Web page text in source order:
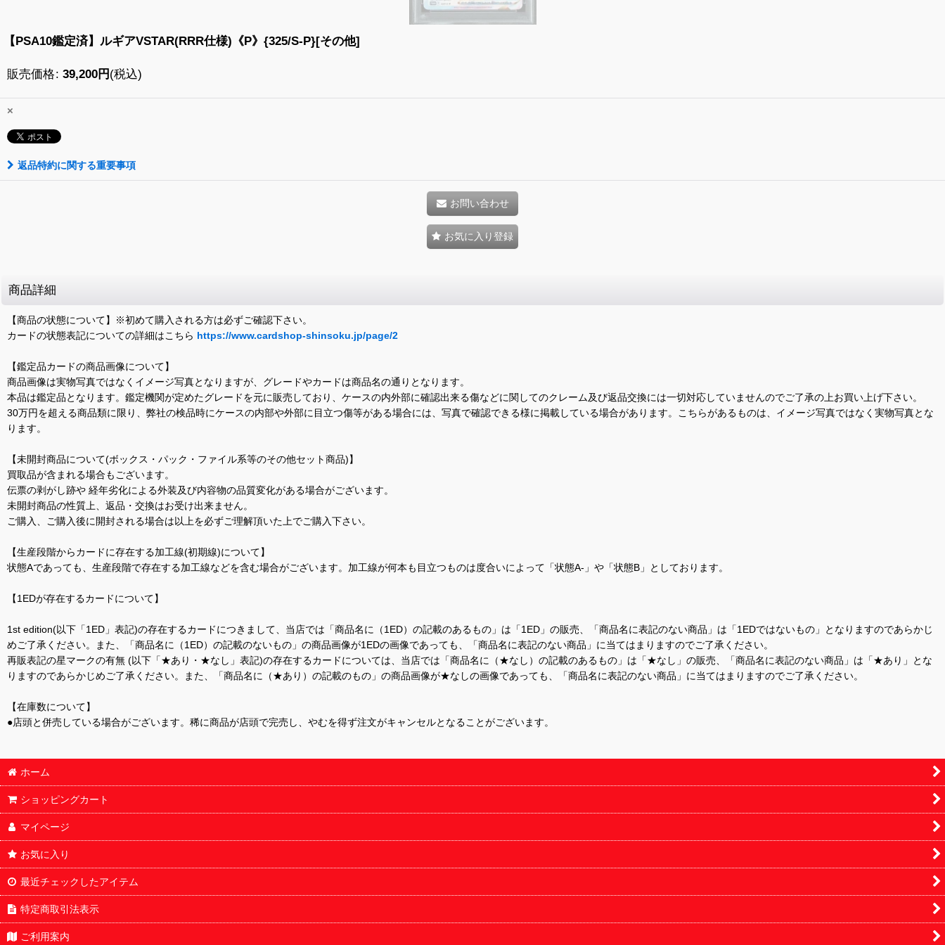
【PSA10鑑定済】ルギアVSTAR(RRR仕様)《P》{325/S-P}[その他]
販売価格: 39,200円 (税込)
×
返品特約に関する重要事項
お問い合わせ
お気に入り登録
商品詳細
【商品の状態について】※初めて購入される方は必ずご確認下さい。
カードの状態表記についての詳細はこちら https://www.cardshop-shinsoku.jp/page/2
【鑑定品カードの商品画像について】
商品画像は実物写真ではなくイメージ写真となりますが、グレードやカードは商品名の通りとなります。
本品は鑑定品となります。鑑定機関が定めたグレードを元に販売しており、ケースの内外部に確認出来る傷などに関してのクレーム及び返品交換には一切対応していませんのでご了承の上お買い上げ下さい。
30万円を超える商品類に限り、弊社の検品時にケースの内部や外部に目立つ傷等がある場合には、写真で確認できる様に掲載している場合があります。こちらがあるものは、イメージ写真ではなく実物写真とな
ります。
【未開封商品について(ボックス・パック・ファイル系等のその他セット商品)】
買取品が含まれる場合もございます。
伝票の剥がし跡や 経年劣化による外装及び内容物の品質変化がある場合がございます。
未開封商品の性質上、返品・交換はお受け出来ません。
ご購入、ご購入後に開封される場合は以上を必ずご理解頂いた上でご購入下さい。
【生産段階からカードに存在する加工線(初期線)について】
状態Aであっても、生産段階で存在する加工線などを含む場合がございます。加工線が何本も目立つものは度合いによって「状態A-」や「状態B」としております。
【1EDが存在するカードについて】
1st edition(以下「1ED」表記)の存在するカードにつきまして、当店では「商品名に（1ED）の記載のあるもの」は「1ED」の販売、「商品名に表記のない商品」は「1EDではないもの」となりますのであらかじ
めご了承ください。また、「商品名に（1ED）の記載のないもの」の商品画像が1EDの画像であっても、「商品名に表記のない商品」に当てはまりますのでご了承ください。
再販表記の星マークの有無 (以下「★あり・★なし」表記)の存在するカードについては、当店では「商品名に（★なし）の記載のあるもの」は「★なし」の販売、「商品名に表記のない商品」は「★あり」とな
りますのであらかじめご了承ください。また、「商品名に（★あり）の記載のもの」の商品画像が★なしの画像であっても、「商品名に表記のない商品」に当てはまりますのでご了承ください。
【在庫数について】
●店頭と併売している場合がございます。稀に商品が店頭で完売し、やむを得ず注文がキャンセルとなることがございます。
ホーム
ショッピングカート
マイページ
お気に入り
最近チェックしたアイテム
特定商取引法表示
ご利用案内